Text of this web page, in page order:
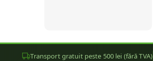
Transport gratuit peste 500 lei (fără TVA)